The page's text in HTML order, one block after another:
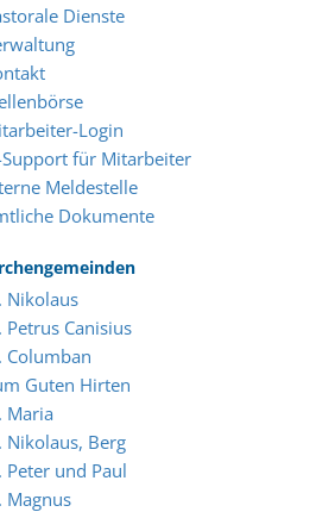
Dienste
Login
Support für Mitarbeiter
Meldestelle
Dokumente
Nikolaus
Petrus Canisius
Columban
Guten Hirten
Maria
Nikolaus, Berg
Peter und Paul
Magnus